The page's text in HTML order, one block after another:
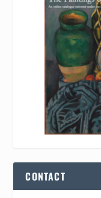
CONTACT